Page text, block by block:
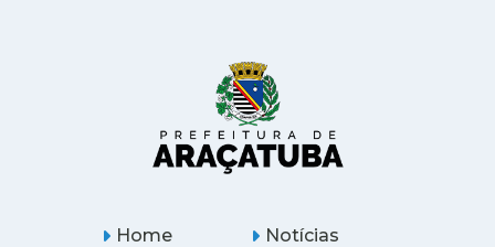
Home
Notícias